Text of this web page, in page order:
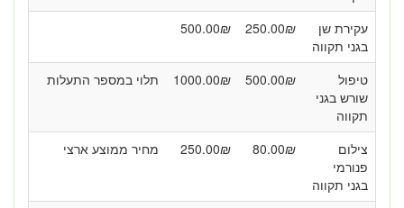
עקירת שן
בגני תקווה
250.00₪
500.00₪
טיפול
שורש בגני
תקווה
500.00₪
1000.00₪ תלוי במספר התעלות
צילום
פנורמי
בגני תקווה
80.00₪
250.00₪ מחיר ממוצע ארצי